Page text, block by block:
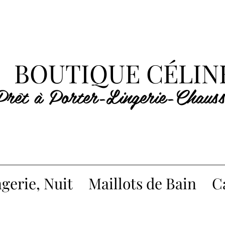
BOUTIQUE
à Porter-Lingerie-
Nuit Maillots de Bain